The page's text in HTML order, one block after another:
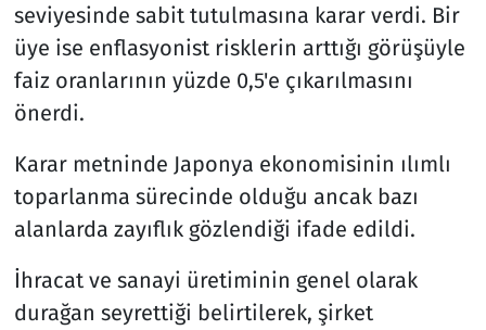
seviyesinde sabit tutulmasına karar verdi. Bir
üye ise enflasyonist risklerin arttığı görüşüyle ​​
faiz oranlarının yüzde 0,5'e çıkarılmasını
önerdi.
Karar metninde Japonya ekonomisinin ılımlı
toparlanma sürecinde olduğu ancak bazı
alanlarda zayıflık gözlendiği ifade edildi.
İhracat ve sanayi üretiminin genel olarak
durağan seyrettiği belirtilerek, şirket